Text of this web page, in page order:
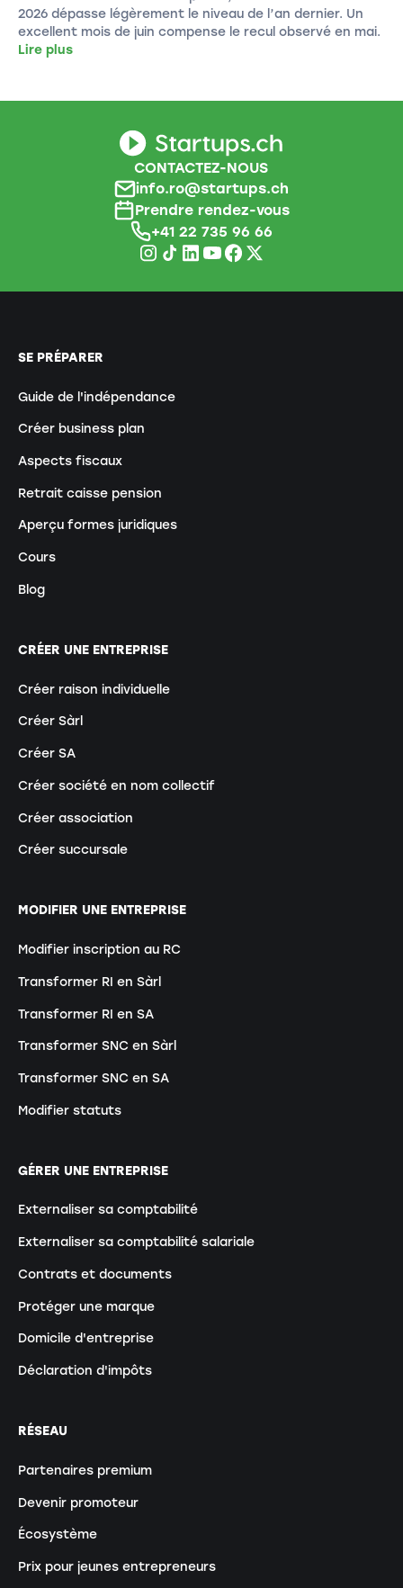
2026 dépasse légèrement le niveau de l’an dernier. Un
excellent mois de juin compense le recul observé en mai.
Lire plus
CONTACTEZ-NOUS
info.ro@startups.ch
Prendre rendez-vous
+41 22 735 96 66
SE PRÉPARER
Guide de l'indépendance
Créer business plan
Aspects fiscaux
Retrait caisse pension
Aperçu formes juridiques
Cours
Blog
CRÉER UNE ENTREPRISE
Créer raison individuelle
Créer Sàrl
Créer SA
Créer société en nom collectif
Créer association
Créer succursale
MODIFIER UNE ENTREPRISE
Modifier inscription au RC
Transformer RI en Sàrl
Transformer RI en SA
Transformer SNC en Sàrl
Transformer SNC en SA
Modifier statuts
GÉRER UNE ENTREPRISE
Externaliser sa comptabilité
Externaliser sa comptabilité salariale
Contrats et documents
Protéger une marque
Domicile d'entreprise
Déclaration d'impôts
RÉSEAU
Partenaires premium
Devenir promoteur
Écosystème
Prix pour jeunes entrepreneurs